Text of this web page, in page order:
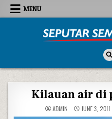
Skip to content
MENU
Kilauan air di
ADMIN JUNE 3, 2011